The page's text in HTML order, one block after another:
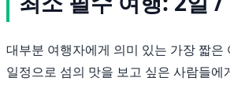
대부분 여행자에게 의미 있는 가장 짧은
일정으로 섬의 맛을 보고 싶은 사람들에